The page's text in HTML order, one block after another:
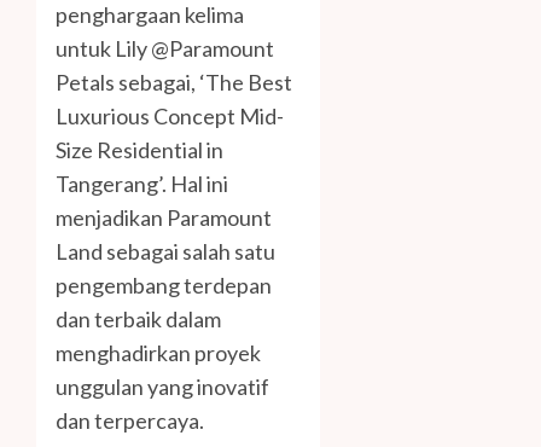
penghargaan kelima
untuk Lily @Paramount
Petals sebagai, ‘The Best
Luxurious Concept Mid-
Size Residential in
Tangerang’. Hal ini
menjadikan Paramount
Land sebagai salah satu
pengembang terdepan
dan terbaik dalam
menghadirkan proyek
unggulan yang inovatif
dan terpercaya.